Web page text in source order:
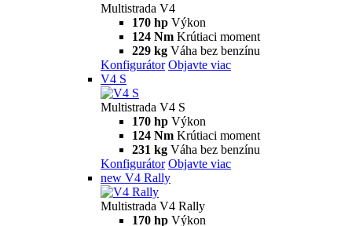
Multistrada V4
170 hp Výkon
124 Nm Krútiaci moment
229 kg Váha bez benzínu
Konfigurátor Objavte viac
V4 S
Multistrada V4 S
170 hp Výkon
124 Nm Krútiaci moment
231 kg Váha bez benzínu
Konfigurátor Objavte viac
new V4 Rally
Multistrada V4 Rally
170 hp Výkon